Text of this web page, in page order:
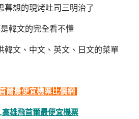
暮想的現烤吐司三明治了
韓文的完全看不懂
韓文、中文、英文、日文的菜單
爾最便宜機票比價網
高雄飛首爾最便宜機票